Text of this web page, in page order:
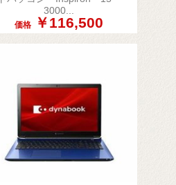
3000...
価格 ￥116,500